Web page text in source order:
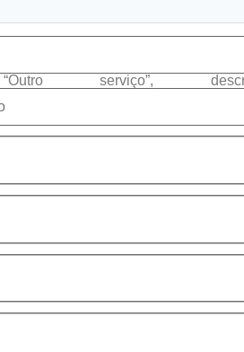
serviço”,